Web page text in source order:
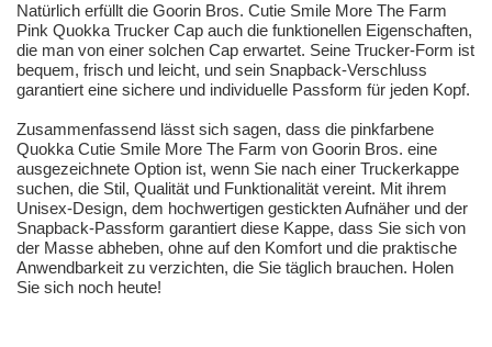
Natürlich erfüllt die Goorin Bros. Cutie Smile More The Farm
Pink Quokka Trucker Cap auch die funktionellen Eigenschaften,
die man von einer solchen Cap erwartet. Seine Trucker-Form ist
bequem, frisch und leicht, und sein Snapback-Verschluss
garantiert eine sichere und individuelle Passform für jeden Kopf.
Zusammenfassend lässt sich sagen, dass die pinkfarbene
Quokka Cutie Smile More The Farm von Goorin Bros. eine
ausgezeichnete Option ist, wenn Sie nach einer Truckerkappe
suchen, die Stil, Qualität und Funktionalität vereint. Mit ihrem
Unisex-Design, dem hochwertigen gestickten Aufnäher und der
Snapback-Passform garantiert diese Kappe, dass Sie sich von
der Masse abheben, ohne auf den Komfort und die praktische
Anwendbarkeit zu verzichten, die Sie täglich brauchen. Holen
Sie sich noch heute!